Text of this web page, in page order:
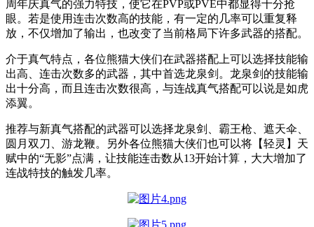
周年庆真气的强力特技，使它在PVP或PVE中都显得十分抢
眼。若是使用连击次数高的技能，有一定的几率可以重复释
放，不仅增加了输出，也改变了当前格局下许多武器的搭配。
介于真气特点，各位熊猫大侠们在武器搭配上可以选择技能输
出高、连击次数多的武器，其中首选龙泉剑。龙泉剑的技能输
出十分高，而且连击次数很高，与连战真气搭配可以说是如虎
添翼。
推荐与新真气搭配的武器可以选择龙泉剑、霸王枪、遮天伞、
圆月双刀、游龙鞭。另外各位熊猫大侠们也可以将【轻灵】天
赋中的“无影”点满，让技能连击数从13开始计算，大大增加了
连战特技的触发几率。